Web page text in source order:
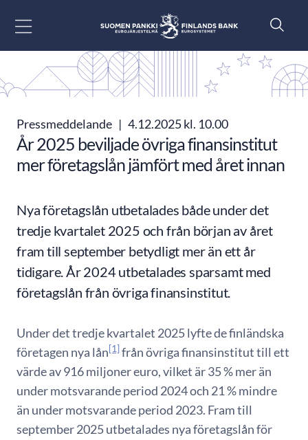
Pressmeddelande | 4.12.2025 kl. 10.00
År 2025 beviljade övriga finansinstitut
mer företagslån jämfört med året innan
Nya företagslån utbetalades både under det
tredje kvartalet 2025 och från början av året
fram till september betydligt mer än ett år
tidigare. År 2024 utbetalades sparsamt med
företagslån från övriga finansinstitut.
Under det tredje kvartalet 2025 lyfte de finländska
företagen nya lån[1] från övriga finansinstitut till ett
värde av 916 miljoner euro, vilket är 35 % mer än
under motsvarande period 2024 och 21 % mindre
än under motsvarande period 2023. Fram till
september 2025 utbetalades nya företagslån för